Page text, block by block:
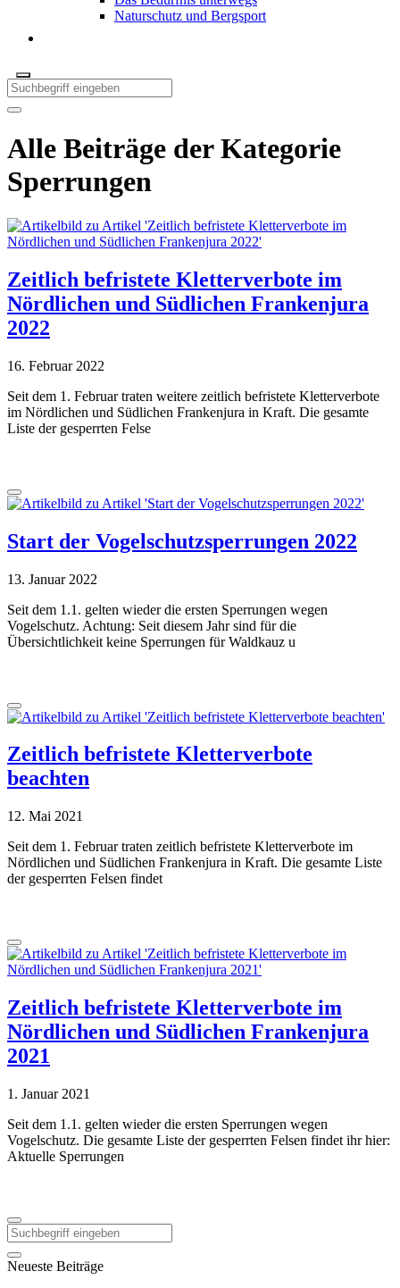
Naturschutz und Bergsport
Alle Beiträge der Kategorie
Sperrungen
Zeitlich befristete Kletterverbote im
Nördlichen und Südlichen Frankenjura
2022
16. Februar 2022
Seit dem 1. Februar traten weitere zeitlich befristete Kletterverbote
im Nördlichen und Südlichen Frankenjura in Kraft. Die gesamte
Liste der gesperrten Felse
Start der Vogelschutzsperrungen 2022
13. Januar 2022
Seit dem 1.1. gelten wieder die ersten Sperrungen wegen
Vogelschutz. Achtung: Seit diesem Jahr sind für die
Übersichtlichkeit keine Sperrungen für Waldkauz u
Zeitlich befristete Kletterverbote
beachten
12. Mai 2021
Seit dem 1. Februar traten zeitlich befristete Kletterverbote im
Nördlichen und Südlichen Frankenjura in Kraft. Die gesamte Liste
der gesperrten Felsen findet
Zeitlich befristete Kletterverbote im
Nördlichen und Südlichen Frankenjura
2021
1. Januar 2021
Seit dem 1.1. gelten wieder die ersten Sperrungen wegen
Vogelschutz. Die gesamte Liste der gesperrten Felsen findet ihr hier:
Aktuelle Sperrungen
Neueste Beiträge